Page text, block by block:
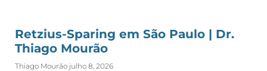
Retzius-Sparing em São Paulo | Dr.
Thiago Mourão
Thiago Mourão julho 8, 2026